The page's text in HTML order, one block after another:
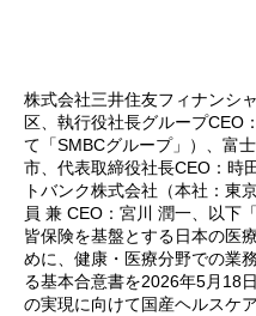
株式会社三井住友フィナンシ
区、執行役社長グループCEO
て「SMBCグループ」）、富
市、代表取締役社長CEO：時
トバンク株式会社（本社：東
員 兼 CEO：宮川 潤一、以下
皆保険を基盤とする日本の医
めに、健康・医療分野での業
る基本合意書を2026年5月18
の実現に向けて国産ヘルスケ